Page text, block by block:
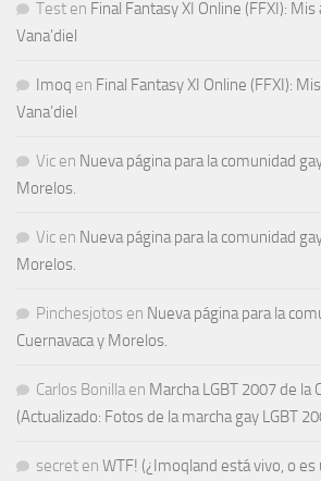
Test en Final Fantasy XI Online (FFXI):
Vana’diel
Imoq en Final Fantasy XI Online (FFXI):
Vana’diel
Vic en Nueva página para la comunidad
Morelos.
Vic en Nueva página para la comunidad
Morelos.
Pinchesjotos en Nueva página para la
Cuernavaca y Morelos.
Carlos Bonilla en Marcha LGBT 2007 de la
(Actualizado: Fotos de la marcha gay LGBT
secret en WTF! (¿Imoqland está vivo, o es